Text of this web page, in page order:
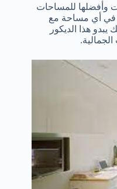
وأفضلها للمساحات
في أي مساحة مع
هذا الديكور